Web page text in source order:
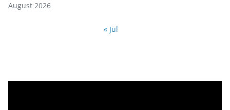
August 2026
« Jul